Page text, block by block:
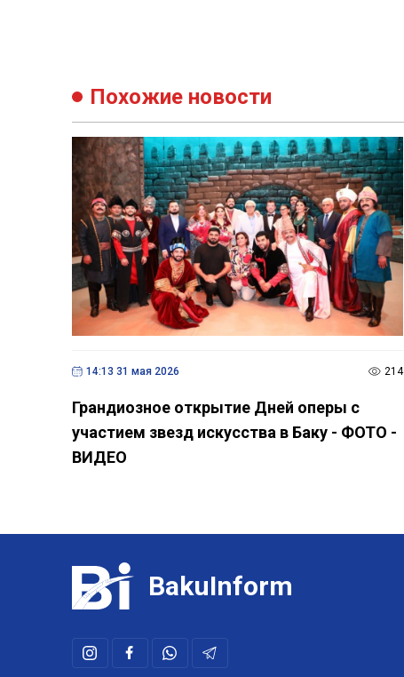
Похожие новости
14:13 31 мая 2026 214
Грандиозное открытие Дней оперы с
участием звезд искусства в Баку - ФОТО -
ВИДЕО
BakuInform